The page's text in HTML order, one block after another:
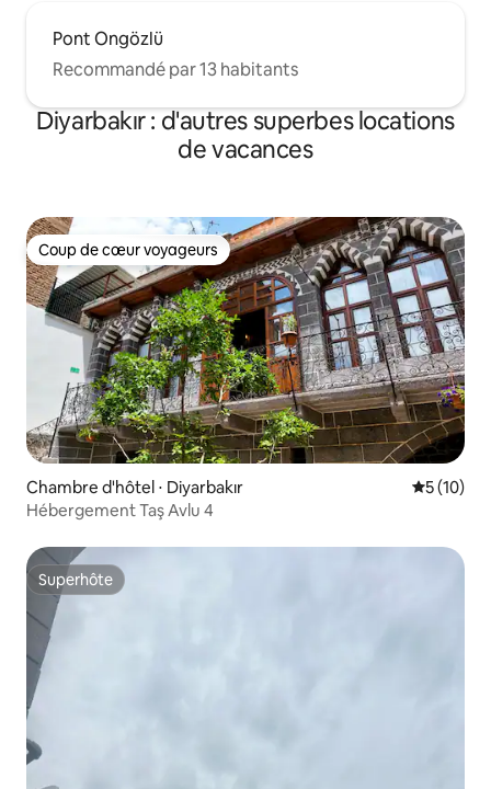
Pont Ongözlü
Recommandé par 13 habitants
Diyarbakır : d'autres superbes locations
de vacances
Coup de cœur voyageurs
Coup de cœur voyageurs
Chambre d'hôtel ⋅ Diyarbakır
5 (10)
Hébergement Taş Avlu 4
Superhôte
Superhôte